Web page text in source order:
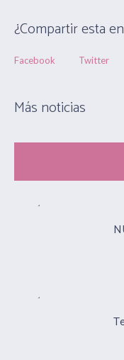
¿Compartir esta
Facebook Twitter
Más noticias